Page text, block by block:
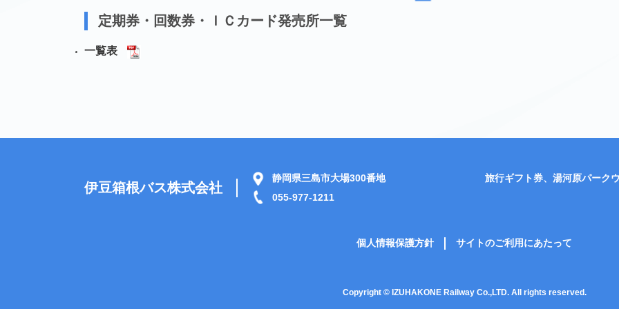
定期券・回数券・ＩＣカード発売所一覧
一覧表
伊豆箱根バス株式会社
静岡県三島市大場300番地
055-977-1211
旅行ギフト券、湯河原パーク
個人情報保護方針 サイトのご利用にあたって
Copyright © IZUHAKONE Railway Co.,LTD. All rights reserved.